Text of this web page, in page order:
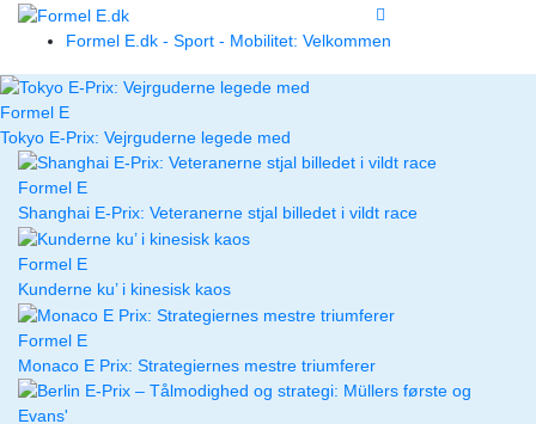
Formel E.dk - Sport - Mobilitet: Velkommen
Formel E
Tokyo E-Prix: Vejrguderne legede med
Formel E
Shanghai E-Prix: Veteranerne stjal billedet i vildt race
Formel E
Kunderne ku’ i kinesisk kaos
Formel E
Monaco E Prix: Strategiernes mestre triumferer